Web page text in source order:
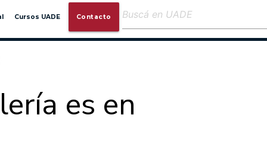
Cursos UADE Contacto
es en